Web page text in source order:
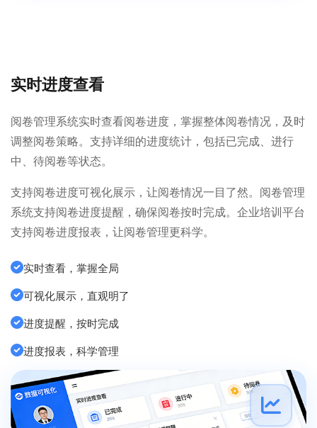
实时进度查看
阅卷管理系统实时查看阅卷进度，掌握整体阅卷情况，及时
调整阅卷策略。支持详细的进度统计，包括已完成、进行
中、待阅卷等状态。
支持阅卷进度可视化展示，让阅卷情况一目了然。阅卷管理
系统支持阅卷进度提醒，确保阅卷按时完成。企业培训平台
支持阅卷进度报表，让阅卷管理更科学。
实时查看，掌握全局
可视化展示，直观明了
进度提醒，按时完成
进度报表，科学管理